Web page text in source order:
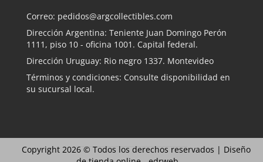
Correo: pedidos@argcollectibles.com
Dirección Argentina: Teniente Juan Domingo Perón
1111, piso 10 - oficina 1001. Capital federal.
Dirección Uruguay: Rio negro 1337. Montevideo
Términos y condiciones: Consulte disponibilidad en
su sucursal local.
Copyright 2026 © Todos los derechos reservados | Diseño